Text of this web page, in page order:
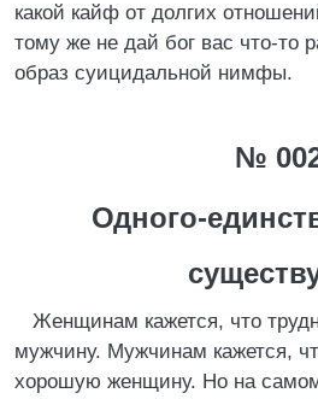
какой кайф от долгих
тому же не дай бог вас что-то
образ суицидальной нимфы.
№
Одного-
Женщинам кажется, что
мужчину. Мужчинам кажется,
хорошую женщину. Но на